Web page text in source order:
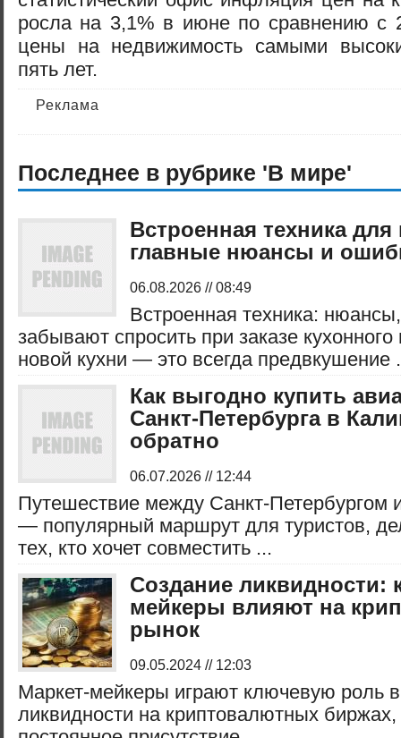
росла на 3,1% в июне по сравнению с
цены на недвижимость самыми
пять лет.
Реклама
Последнее в рубрике 'В мире'
Встроенная техника для
главные нюансы и
06.08.2026 // 08:49
Встроенная техника:
забывают спросить при заказе кухонного
новой кухни — это всегда предвкушение
Как выгодно купить
Санкт-Петербурга в
обратно
06.07.2026 // 12:44
Путешествие между Санкт-Петербургом
— популярный маршрут для туристов,
тех, кто хочет совместить ...
Создание ликвидности:
мейкеры влияют на
рынок
09.05.2024 // 12:03
Маркет-мейкеры играют ключевую роль
ликвидности на криптовалютных